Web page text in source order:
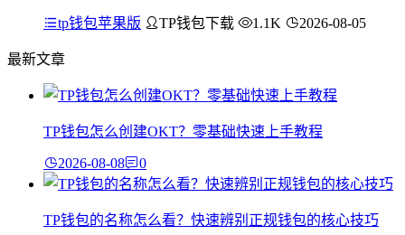
tp钱包苹果版 TP钱包下载 1.1K 2026-08-05
最新文章
TP钱包怎么创建OKT？零基础快速上手教程
2026-08-08 0
TP钱包的名称怎么看？快速辨别正规钱包的核心技巧